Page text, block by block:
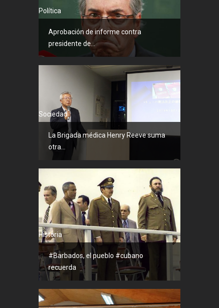
Política
Aprobación de informe contra
presidente de...
Sociedad
La Brigada médica Henry Reeve suma
otra...
Historia
#Barbados, el pueblo #cubano
recuerda